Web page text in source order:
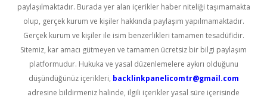
paylaşılmaktadır. Burada yer alan içerikler haber niteliği taşımamakta
olup, gerçek kurum ve kişiler hakkında paylaşım yapılmamaktadır.
Gerçek kurum ve kişiler ile isim benzerlikleri tamamen tesadüfidir.
Sitemiz, kar amacı gütmeyen ve tamamen ücretsiz bir bilgi paylaşım
platformudur. Hukuka ve yasal düzenlemelere aykırı olduğunu
düşündüğünüz içerikleri, backlinkpanelicomtr@gmail.com
adresine bildirmeniz halinde, ilgili içerikler yasal süre içerisinde